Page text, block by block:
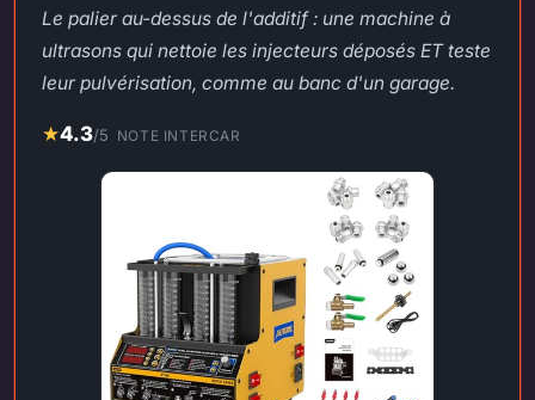
Le palier au-dessus de l'additif : une machine à
ultrasons qui nettoie les injecteurs déposés ET teste
leur pulvérisation, comme au banc d'un garage.
★4.3/5 NOTE INTERCAR